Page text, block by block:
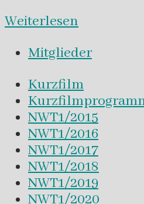
Weiterlesen
Mitglieder
Kurzfilm
NWT1/2015
NWT1/2016
NWT1/2017
NWT1/2018
NWT1/2019
NWT1/2020